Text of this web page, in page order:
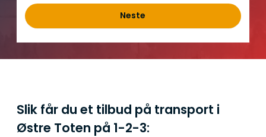
Neste
Slik får du et tilbud på transport i
Østre Toten på 1-2-3: